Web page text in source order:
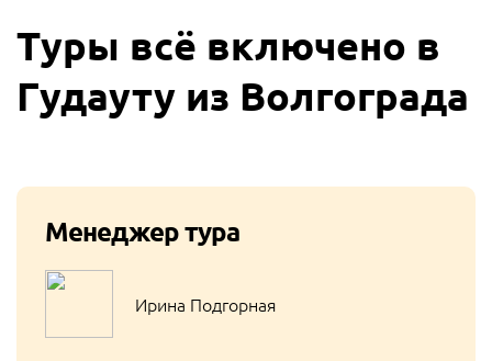
Туры всё включено в
Гудауту из Волгограда
Менеджер тура
Ирина Подгорная